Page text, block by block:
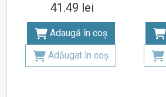
41.49 lei
Adaugă în coș
Adăugat în coș